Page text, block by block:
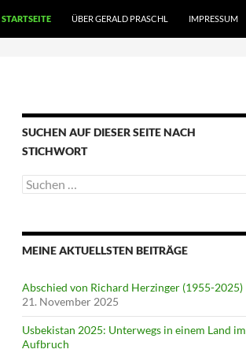
STARTSEITE ÜBER GERALD PRASCHL IMPRESSUM
SUCHEN AUF DIESER SEITE NACH
STICHWORT
Suche
nach:
MEINE AKTUELLSTEN BEITRÄGE
Abschied von Richard Herzinger (1955-2025)
21. November 2025
Usbekistan 2025: Unterwegs in einem Land im
Aufbruch